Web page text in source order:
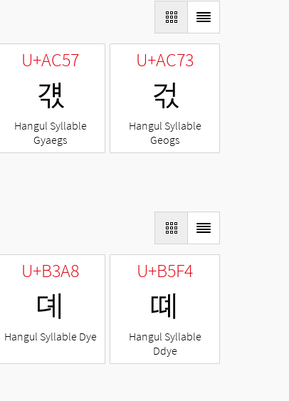
U+AC57
걗
Hangul Syllable
Gyaegs
U+AC73
걳
Hangul Syllable
Geogs
U+B3A8
뎨
Hangul Syllable Dye
U+B5F4
뗴
Hangul Syllable
Ddye